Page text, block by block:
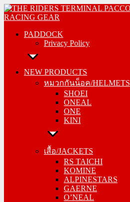
Skip
to
PADDOCK
Privacy Policy
NEW PRODUCTS
หมวกกันน็อค/HELMETS
SHOEI
ONEAL
ONE
KINI
เสื้อ/JACKETS
RS TAICHI
KOMINE
ALPINESTARS
GAERNE
O’NEAL
PADDOCK
NEW PRODUCTS
SHOEI
ONEAL
ONE
KINI
เสื้อ/JACKETS
KOMINE
ALPINESTARS
GAERNE
O’NEAL